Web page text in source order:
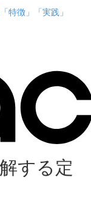
徴」「実践」
する定